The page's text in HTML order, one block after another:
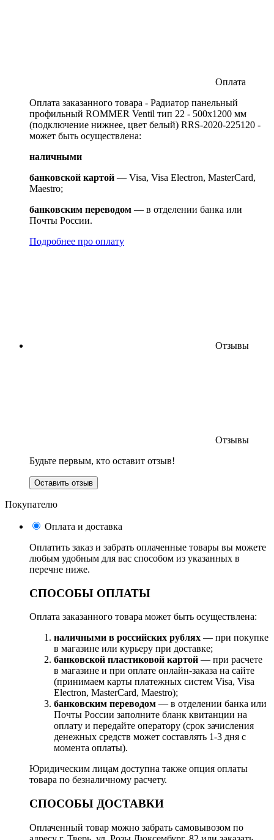
Оплата
Оплата заказанного товара - Радиатор панельный
профильный ROMMER Ventil тип 22 - 500x1200 мм
(подключение нижнее, цвет белый) RRS-2020-225120 -
может быть осуществлена:
наличными
банковской картой — Visa, Visa Electron, MasterCard,
Maestro;
банковским переводом — в отделении банка или
Почты России.
Подробнее про оплату
Отзывы
Отзывы
Будьте первым, кто оставит отзыв!
Оставить отзыв
Покупателю
Оплата и доставка
Оплатить заказ и забрать оплаченные товары вы можете
любым удобным для вас способом из указанных в
перечне ниже.
СПОСОБЫ ОПЛАТЫ
Оплата заказанного товара может быть осуществлена:
наличными в российских рублях — при покупке
в магазине или курьеру при доставке;
банковской пластиковой картой — при расчете
в магазине и при оплате онлайн-заказа на сайте
(принимаем карты платежных систем Visa, Visa
Electron, MasterCard, Maestro);
банковским переводом — в отделении банка или
Почты России заполните бланк квитанции на
оплату и передайте оператору (срок зачисления
денежных средств может составлять 1-3 дня с
момента оплаты).
Юридическим лицам доступна также опция оплаты
товара по безналичному расчету.
СПОСОБЫ ДОСТАВКИ
Оплаченный товар можно забрать самовывозом по